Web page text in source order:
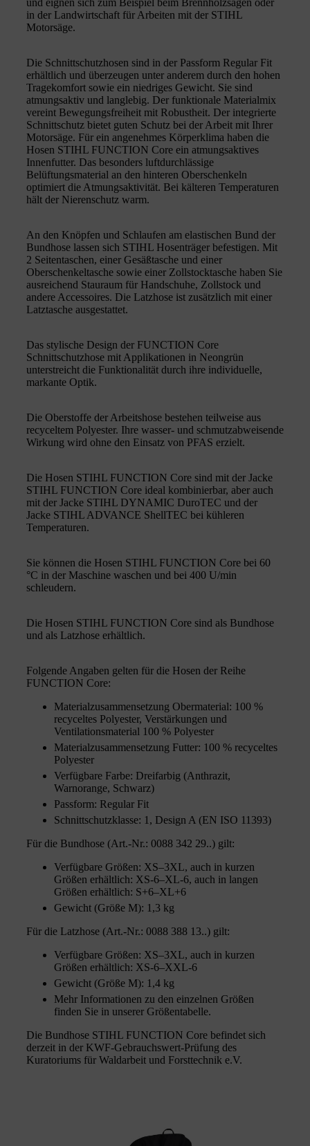
in der Landwirtschaft für Arbeiten mit der STIHL
Motorsäge.
Die Schnittschutzhosen sind in der Passform Regular Fit
erhältlich und überzeugen unter anderem durch den hohen
Tragekomfort sowie ein niedriges Gewicht. Sie sind
atmungsaktiv und langlebig. Der funktionale Materialmix
vereint Bewegungsfreiheit mit Robustheit. Der integrierte
Schnittschutz bietet guten Schutz bei der Arbeit mit Ihrer
Motorsäge. Für ein angenehmes Körperklima haben die
Hosen STIHL FUNCTION Core ein atmungsaktives
Innenfutter. Das besonders luftdurchlässige
Belüftungsmaterial an den hinteren Oberschenkeln
optimiert die Atmungsaktivität. Bei kälteren Temperaturen
hält der Nierenschutz warm.
An den Knöpfen und Schlaufen am elastischen Bund der
Bundhose lassen sich STIHL Hosenträger befestigen. Mit
2 Seitentaschen, einer Gesäßtasche und einer
Oberschenkeltasche sowie einer Zollstocktasche haben Sie
ausreichend Stauraum für Handschuhe, Zollstock und
andere Accessoires. Die Latzhose ist zusätzlich mit einer
Latztasche ausgestattet.
Das stylische Design der FUNCTION Core
Schnittschutzhose mit Applikationen in Neongrün
unterstreicht die Funktionalität durch ihre individuelle,
markante Optik.
Die Oberstoffe der Arbeitshose bestehen teilweise aus
recyceltem Polyester. Ihre wasser- und schmutzabweisende
Wirkung wird ohne den Einsatz von PFAS erzielt.
Die Hosen STIHL FUNCTION Core sind mit der Jacke
STIHL FUNCTION Core ideal kombinierbar, aber auch
mit der Jacke STIHL DYNAMIC DuroTEC und der
Jacke STIHL ADVANCE ShellTEC bei kühleren
Temperaturen.
Sie können die Hosen STIHL FUNCTION Core bei 60
°C in der Maschine waschen und bei 400 U/min
schleudern.
Die Hosen STIHL FUNCTION Core sind als Bundhose
und als Latzhose erhältlich.
Folgende Angaben gelten für die Hosen der Reihe
FUNCTION Core:
Materialzusammensetzung Obermaterial: 100 %
recyceltes Polyester, Verstärkungen und
Ventilationsmaterial 100 % Polyester
Materialzusammensetzung Futter: 100 % recyceltes
Polyester
Verfügbare Farbe: Dreifarbig (Anthrazit,
Warnorange, Schwarz)
Passform: Regular Fit
Schnittschutzklasse: 1, Design A (EN ISO 11393)
Für die Bundhose (Art.-Nr.: 0088 342 29..) gilt:
Verfügbare Größen: XS–3XL, auch in kurzen
Größen erhältlich: XS-6–XL-6, auch in langen
Größen erhältlich: S+6–XL+6
Gewicht (Größe M): 1,3 kg
Für die Latzhose (Art.-Nr.: 0088 388 13..) gilt:
Verfügbare Größen: XS–3XL, auch in kurzen
Größen erhältlich: XS-6–XXL-6
Gewicht (Größe M): 1,4 kg
Mehr Informationen zu den einzelnen Größen
finden Sie in unserer Größentabelle.
Die Bundhose STIHL FUNCTION Core befindet sich
derzeit in der KWF-Gebrauchswert-Prüfung des
Kuratoriums für Waldarbeit und Forsttechnik e.V.